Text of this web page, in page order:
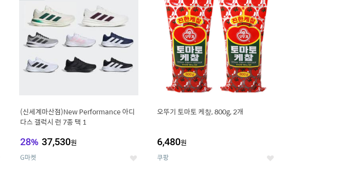
(신세계마산점)New Performance 아디
다스 갤럭시 런 7종 택 1
28% 37,530원
G마켓 좋
오뚜기 토마토 케챂, 800g, 2개
6,480원
쿠팡 좋